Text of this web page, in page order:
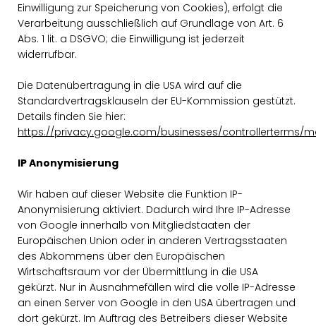
Einwilligung zur Speicherung von Cookies), erfolgt die
Verarbeitung ausschließlich auf Grundlage von Art. 6
Abs. 1 lit. a DSGVO; die Einwilligung ist jederzeit
widerrufbar.
Die Datenübertragung in die USA wird auf die
Standardvertragsklauseln der EU-Kommission gestützt.
Details finden Sie hier:
https://privacy.google.com/businesses/controllerterms/
IP Anonymisierung
Wir haben auf dieser Website die Funktion IP-
Anonymisierung aktiviert. Dadurch wird Ihre IP-Adresse
von Google innerhalb von Mitgliedstaaten der
Europäischen Union oder in anderen Vertragsstaaten
des Abkommens über den Europäischen
Wirtschaftsraum vor der Übermittlung in die USA
gekürzt. Nur in Ausnahmefällen wird die volle IP-Adresse
an einen Server von Google in den USA übertragen und
dort gekürzt. Im Auftrag des Betreibers dieser Website